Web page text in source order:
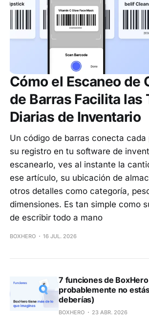
Cómo el Escaneo de
de Barras Facilita las
Diarias de Inventario
Un código de barras conecta
su registro en tu software de
escanearlo, ves al instante la
ese artículo, su ubicación de
otros detalles como categoría,
dimensiones. Es tan simple como
de escribir todo a mano
BOXHERO 16 JUL. 2026
7 funciones de
probablemente no
deberías)
BOXHERO 23 ABR. 2026